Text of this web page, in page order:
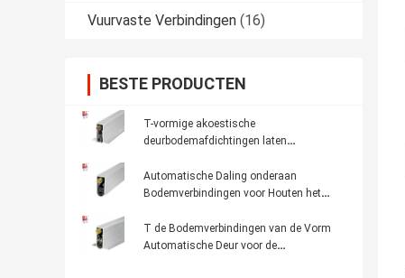
Vuurvaste Verbindingen (16)
BESTE PRODUCTEN
T-vormige akoestische
deurbodemafdichtingen laten
vallen voor houten of metalen deuren
Automatische Daling onderaan
Bodemverbindingen voor Houten het
volledig Dekking
T de Bodemverbindingen van de Vorm
Automatische Deur voor de